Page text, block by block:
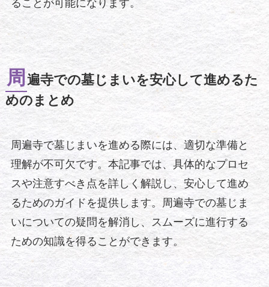
ることが可能になります。
周 遍寺での墓じまいを安心して進めるた
めのまとめ
周遍寺で墓じまいを進める際には、適切な準備と
理解が不可欠です。本記事では、具体的なプロセ
スや注意すべき点を詳しく解説し、安心して進め
るためのガイドを提供します。周遍寺での墓じま
いについての疑問を解消し、スムーズに進行する
ための知識を得ることができます。